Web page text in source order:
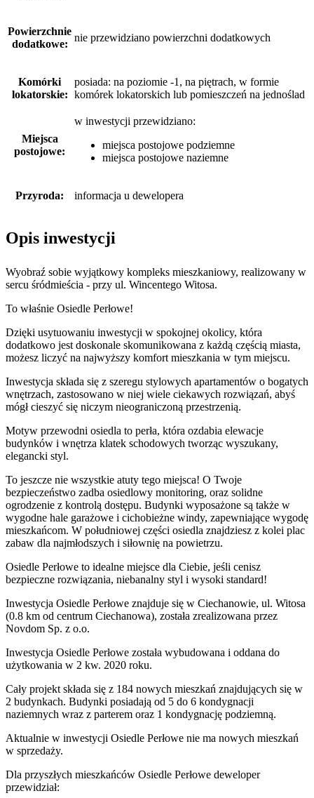
Powierzchnie
dodatkowe:
nie przewidziano powierzchni dodatkowych
Komórki
lokatorskie:
posiada: na poziomie -1, na piętrach, w formie
komórek lokatorskich lub pomieszczeń na jednoślad
Miejsca
postojowe:
w inwestycji przewidziano:
miejsca postojowe podziemne
miejsca postojowe naziemne
Przyroda: informacja u dewelopera
Opis inwestycji
Wyobraź sobie wyjątkowy kompleks mieszkaniowy, realizowany w
sercu śródmieścia - przy ul. Wincentego Witosa.
To właśnie Osiedle Perłowe!
Dzięki usytuowaniu inwestycji w spokojnej okolicy, która
dodatkowo jest doskonale skomunikowana z każdą częścią miasta,
możesz liczyć na najwyższy komfort mieszkania w tym miejscu.
Inwestycja składa się z szeregu stylowych apartamentów o bogatych
wnętrzach, zastosowano w niej wiele ciekawych rozwiązań, abyś
mógł cieszyć się niczym nieograniczoną przestrzenią.
Motyw przewodni osiedla to perła, która ozdabia elewacje
budynków i wnętrza klatek schodowych tworząc wyszukany,
elegancki styl.
To jeszcze nie wszystkie atuty tego miejsca! O Twoje
bezpieczeństwo zadba osiedlowy monitoring, oraz solidne
ogrodzenie z kontrolą dostępu. Budynki wyposażone są także w
wygodne hale garażowe i cichobieżne windy, zapewniające wygodę
mieszkańcom. W południowej części osiedla znajdziesz z kolei plac
zabaw dla najmłodszych i siłownię na powietrzu.
Osiedle Perłowe to idealne miejsce dla Ciebie, jeśli cenisz
bezpieczne rozwiązania, niebanalny styl i wysoki standard!
Inwestycja Osiedle Perłowe znajduje się w Ciechanowie, ul. Witosa
(0.8 km od centrum Ciechanowa), została zrealizowana przez
Novdom Sp. z o.o.
Inwestycja Osiedle Perłowe została wybudowana i oddana do
użytkowania w 2 kw. 2020 roku.
Cały projekt składa się z 184 nowych mieszkań znajdujących się w
2 budynkach. Budynki posiadają od 5 do 6 kondygnacji
naziemnych wraz z parterem oraz 1 kondygnację podziemną.
Aktualnie w inwestycji Osiedle Perłowe nie ma nowych mieszkań
w sprzedaży.
Dla przyszłych mieszkańców Osiedle Perłowe deweloper
przewidział: